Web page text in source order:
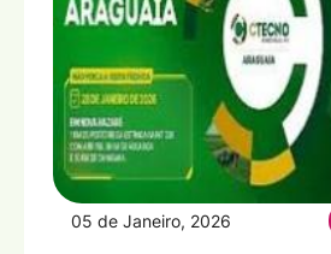
05 de Janeiro, 2026